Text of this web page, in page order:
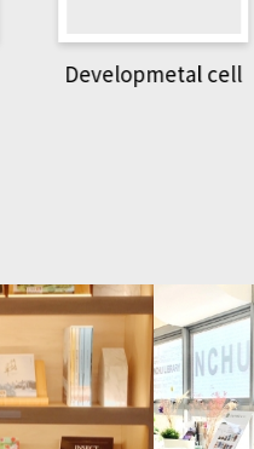
Developmetal cell